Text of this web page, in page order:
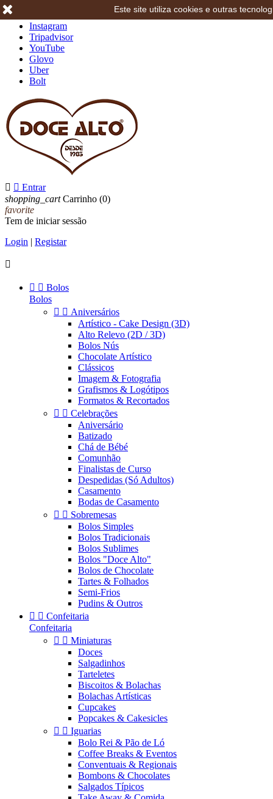
Instagram
Tripadvisor
YouTube
Glovo
Uber
Bolt
  Entrar
shopping_cart Carrinho (0)
favorite
Tem de iniciar sessão
Login | Registar

  Bolos
Bolos
  Aniversários
Artístico - Cake Design (3D)
Alto Relevo (2D / 3D)
Bolos Nús
Chocolate Artístico
Clássicos
Imagem & Fotografia
Grafismos & Logótipos
Formatos & Recortados
  Celebrações
Aniversário
Batizado
Chá de Bébé
Comunhão
Finalistas de Curso
Despedidas (Só Adultos)
Casamento
Bodas de Casamento
  Sobremesas
Bolos Simples
Bolos Tradicionais
Bolos Sublimes
Bolos "Doce Alto"
Bolos de Chocolate
Tartes & Folhados
Semi-Frios
Pudins & Outros
  Confeitaria
Confeitaria
  Miniaturas
Doces
Salgadinhos
Tarteletes
Biscoitos & Bolachas
Bolachas Artísticas
Cupcakes
Popcakes & Cakesicles
  Iguarias
Bolo Rei & Pão de Ló
Coffee Breaks & Eventos
Conventuais & Regionais
Bombons & Chocolates
Salgados Típicos
Este site utiliza cookies e outras